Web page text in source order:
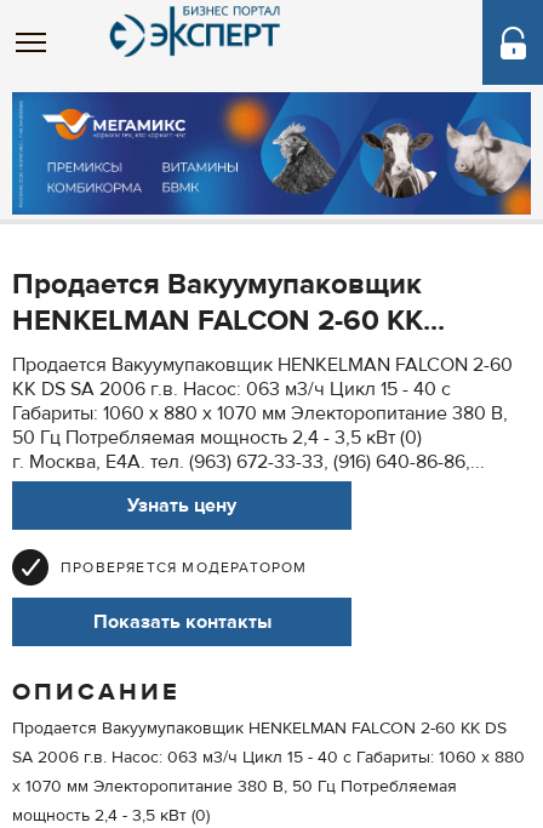
Продается Вакуумупаковщик
HENKELMAN FALCON 2-60 KK...
Продается Вакуумупаковщик HENKELMAN FALCON 2-60
KK DS SA 2006 г.в. Насос: 063 м3/ч Цикл 15 - 40 с
Габариты: 1060 х 880 х 1070 мм Электоропитание 380 В,
50 Гц Потребляемая мощность 2,4 - 3,5 кВт (0)
г. Москва, Е4А. тел. (963) 672-33-33, (916) 640-86-86,...
Узнать цену
ПРОВЕРЯЕТСЯ МОДЕРАТОРОМ
Показать контакты
ОПИСАНИЕ
Продается Вакуумупаковщик HENKELMAN FALCON 2-60 KK DS
SA 2006 г.в. Насос: 063 м3/ч Цикл 15 - 40 с Габариты: 1060 х 880
х 1070 мм Электоропитание 380 В, 50 Гц Потребляемая
мощность 2,4 - 3,5 кВт (0)